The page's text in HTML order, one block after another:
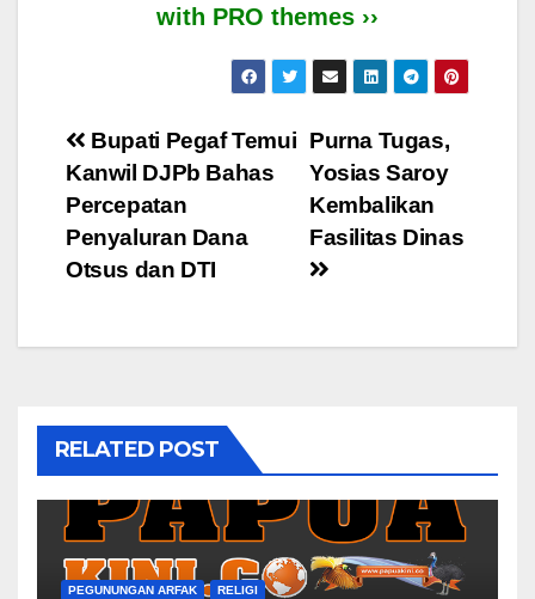
with PRO themes ››
Post
navigation
Purna Tugas,
Yosias Saroy
Kembalikan
Fasilitas Dinas
Bupati Pegaf Temui
Kanwil DJPb Bahas
Percepatan
Penyaluran Dana
Otsus dan DTI
RELATED POST
PEGUNUNGAN ARFAK RELIGI